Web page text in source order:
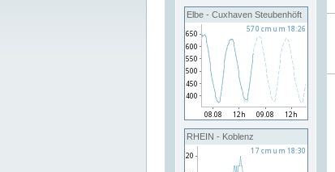
Elbe - Cuxhaven Steubenhöft
RHEIN - Koblenz